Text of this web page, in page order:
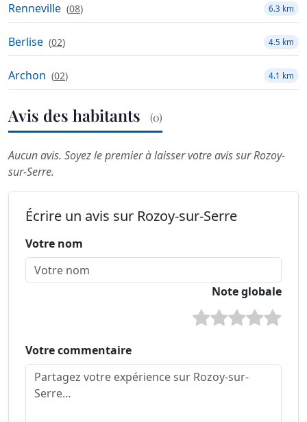
Renneville (08) 6.3 km
Berlise (02) 4.5 km
Archon (02) 4.1 km
Avis des habitants (0)
Aucun avis. Soyez le premier à laisser votre avis sur Rozoy-
sur-Serre.
Écrire un avis sur Rozoy-sur-Serre
Votre nom
Note globale
Votre commentaire